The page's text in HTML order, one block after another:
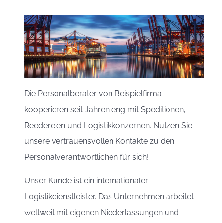
CW-HIRE DEMO
Die Personalberater von Beispielfirma
kooperieren seit Jahren eng mit Speditionen,
Reedereien und Logistikkonzernen. Nutzen Sie
unsere vertrauensvollen Kontakte zu den
Personalverantwortlichen für sich!
Unser Kunde ist ein internationaler
Logistikdienstleister. Das Unternehmen arbeitet
weltweit mit eigenen Niederlassungen und